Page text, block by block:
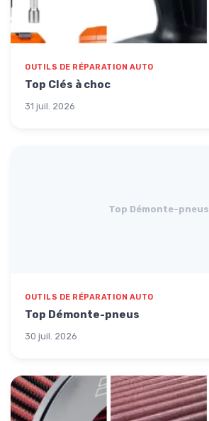
OUTILS DE RÉPARATION AUTO
Top Clés à choc
31 juil. 2026
Top Démonte-pneus
OUTILS DE RÉPARATION AUTO
Top Démonte-pneus
30 juil. 2026